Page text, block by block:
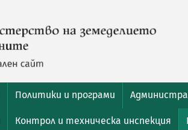
Политики и програми
Контрол и техническа инспекция